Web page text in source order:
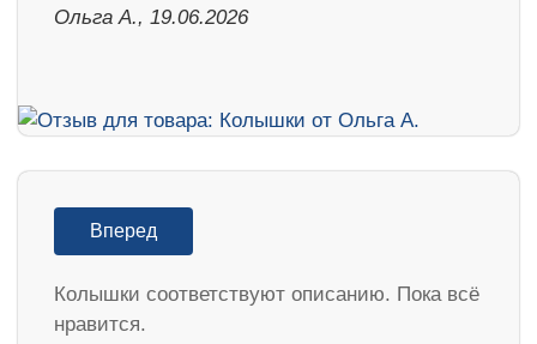
Ольга А., 19.06.2026
Вперед
Колышки соответствуют описанию. Пока всё
нравится.